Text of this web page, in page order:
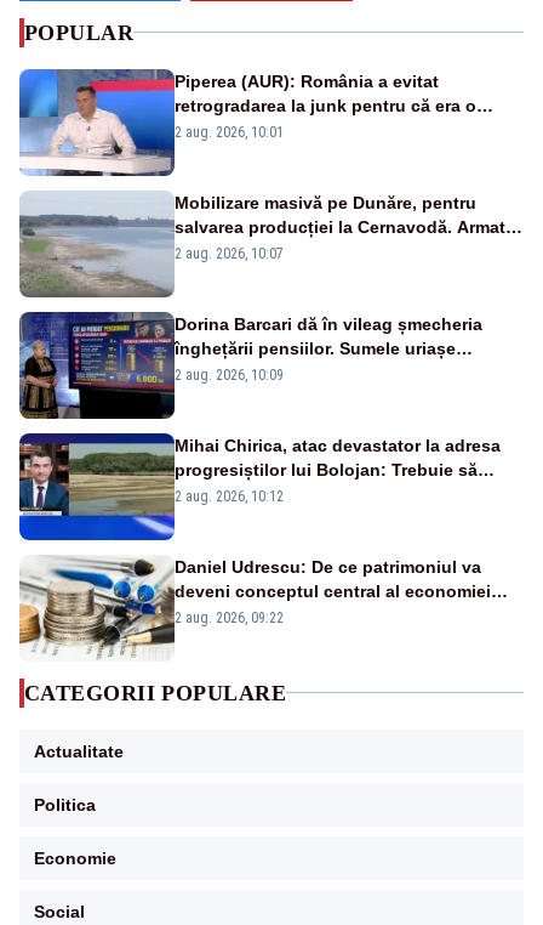
POPULAR
Piperea (AUR): România a evitat
retrogradarea la junk pentru că era o
catastrofă pentru bănci și fondurile de
2 aug. 2026, 10:01
Mobilizare masivă pe Dunăre, pentru
salvarea producției la Cernavodă. Armata
va detona o stâncă și va devia apa
2 aug. 2026, 10:07
Dorina Barcari dă în vileag șmecheria
înghețării pensiilor. Sumele uriașe
pierdute de fiecare român
2 aug. 2026, 10:09
Mihai Chirica, atac devastator la adresa
progresiștilor lui Bolojan: Trebuie să
protejăm și natura, dar nu șținem omaneii
2 aug. 2026, 10:12
Daniel Udrescu: De ce patrimoniul va
deveni conceptul central al economiei
viitoare?
2 aug. 2026, 09:22
CATEGORII POPULARE
Actualitate
Politica
Economie
Social